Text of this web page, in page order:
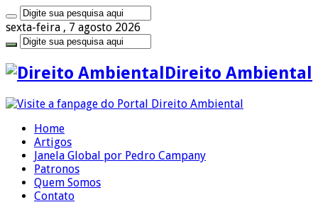
sexta-feira , 7 agosto 2026
Direito Ambiental
Home
Artigos
Janela Global por Pedro Campany
Patronos
Quem Somos
Contato